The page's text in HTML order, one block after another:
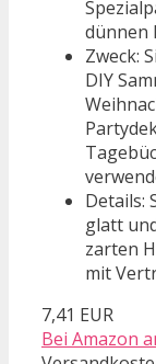
dünnen
Zweck:
DIY
Details:
glatt
zarten
mit
7,41 EUR
Bei Amazon